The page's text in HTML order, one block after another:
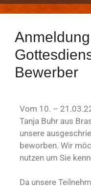
Bewerber
Vom 10. –
Tanja Buhr aus
unsere
beworben. Wir
nutzen um Sie
Da unsere